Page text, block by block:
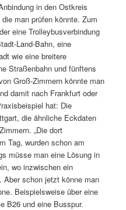
in den Ostkreis
man prüfen könnte. Zum
eine Trolleybusverbindung
Land-Bahn, eine
wie eine breitere
Straßenbahn und fünftens
Groß-Zimmern könnte man
damit nach Frankfurt oder
hat: Die
die ähnliche Eckdaten
„Die dort
Tag, wurden schon am
müsse man eine Lösung in
wo inzwischen ein
Aber schon jetzt könne man
Beispielsweise über eine
B26 und eine Busspur.